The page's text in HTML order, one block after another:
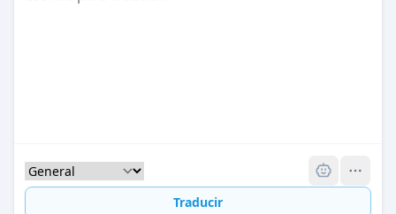
Traducir